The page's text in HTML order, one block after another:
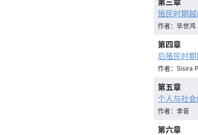
殖民时期
作者：毕世鸿
第四章
后殖民时
作者：Sisira
第五章
个人与社
作者：李音
第六章